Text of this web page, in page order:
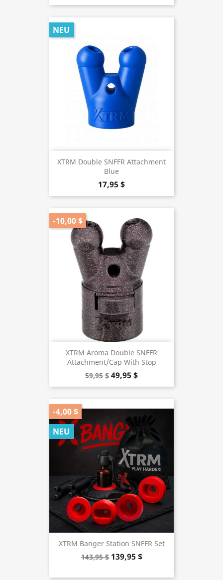
XTRM Double SNFFR Attachment
Blue
17,95 $
NEU
XTRM Aroma Double SNFFR
Attachment/Cap With Stop
59,95 $ 49,95 $
-10,00 $
XTRM Banger Station SNFFR Set
143,95 $ 139,95 $
-4,00 $
NEU